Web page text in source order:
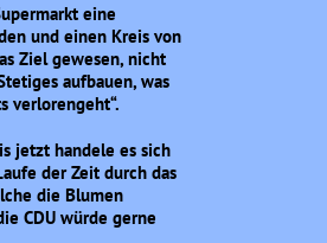
eine
und einen Kreis von
Ziel gewesen, nicht
aufbauen, was
verlorengeht“.
jetzt handele es sich
der Zeit durch das
die Blumen
CDU würde gerne